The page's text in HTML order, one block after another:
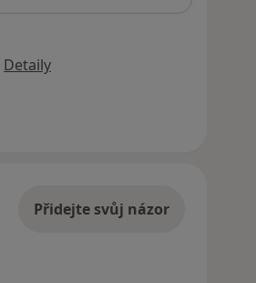
Detaily
Přidejte svůj názor